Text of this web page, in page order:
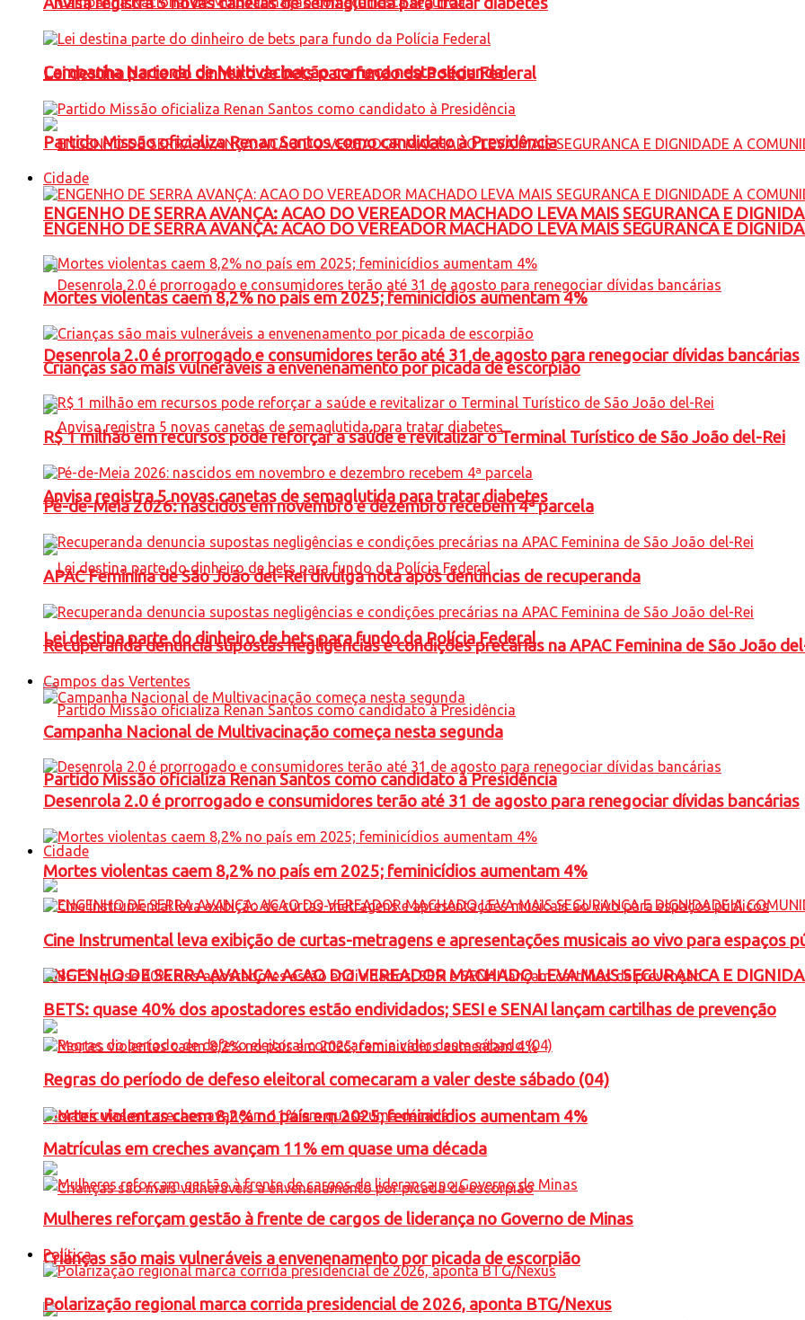
Campanha Nacional de Multivacinação começa nesta segunda
ENGENHO DE SERRA AVANÇA: ACAO DO VEREADOR MACHADO LEVA MAIS SEGURANCA E
Desenrola 2.0 é prorrogado e consumidores terão até 31 de agosto para renegociar dívidas bancárias
Anvisa registra 5 novas canetas de semaglutida para tratar diabetes
Lei destina parte do dinheiro de bets para fundo da Polícia Federal
Partido Missão oficializa Renan Santos como candidato à Presidência
Cidade
ENGENHO DE SERRA AVANÇA: ACAO DO VEREADOR MACHADO LEVA MAIS SEGURANCA E
Mortes violentas caem 8,2% no país em 2025; feminicídios aumentam 4%
Crianças são mais vulneráveis a envenenamento por picada de escorpião
Lei destina parte do dinheiro de bets para fundo da Polícia Federal
Partido Missão oficializa Renan Santos como candidato à Presidência
Cidade
ENGENHO DE SERRA AVANÇA: ACAO DO VEREADOR MACHADO LEVA MAIS SEGURANCA E
Mortes violentas caem 8,2% no país em 2025; feminicídios aumentam 4%
Crianças são mais vulneráveis a envenenamento por picada de escorpião
R$ 1 milhão em recursos pode reforçar a saúde e revitalizar o Terminal Turístico de São João del-Rei
Pé-de-Meia 2026: nascidos em novembro e dezembro recebem 4ª parcela
APAC Feminina de São João del-Rei divulga nota após denúncias de recuperanda
Recuperanda denuncia supostas negligências e condições precárias na APAC Feminina de São João
Campos das Vertentes
Campanha Nacional de Multivacinação começa nesta segunda
Desenrola 2.0 é prorrogado e consumidores terão até 31 de agosto para renegociar dívidas bancárias
Mortes violentas caem 8,2% no país em 2025; feminicídios aumentam 4%
Cine Instrumental leva exibição de curtas-metragens e apresentações musicais ao vivo para espaços
BETS: quase 40% dos apostadores estão endividados; SESI e SENAI lançam cartilhas de prevenção
Regras do período de defeso eleitoral comecaram a valer deste sábado (04)
Matrículas em creches avançam 11% em quase uma década
Mulheres reforçam gestão à frente de cargos de liderança no Governo de Minas
Política
Polarização regional marca corrida presidencial de 2026, aponta BTG/Nexus